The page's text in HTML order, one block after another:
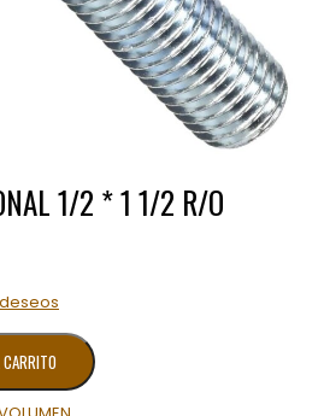
1/2 * 1 1/2 R/O